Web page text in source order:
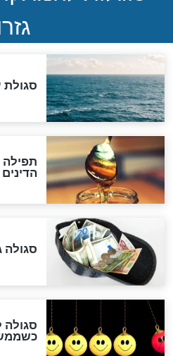
המסמך
במרתפי
הנדיר של
"מודה
לכל המאמרים
אחרית
האם אפשר